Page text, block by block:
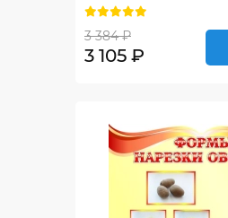
3 384 ₽
3 105 ₽